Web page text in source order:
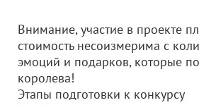
Внимание, участие в проекте
стоимость несоизмерима с
эмоций и подарков, которые
королева!
Этапы подготовки к конкурсу